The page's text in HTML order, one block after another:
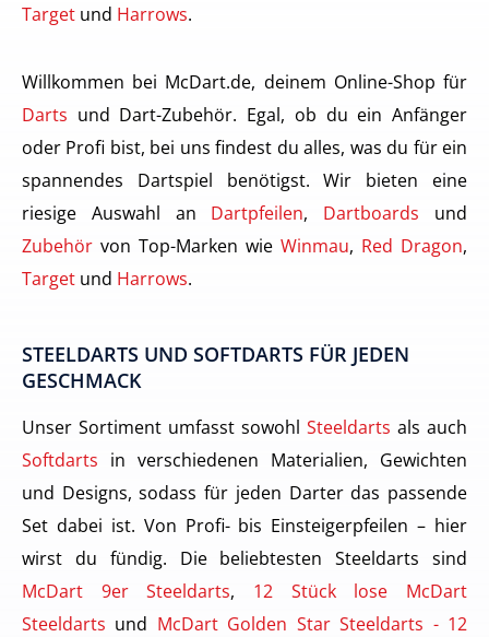
Target und Harrows.
Willkommen bei McDart.de, deinem Online-Shop für
Darts und Dart-Zubehör. Egal, ob du ein Anfänger
oder Profi bist, bei uns findest du alles, was du für ein
spannendes Dartspiel benötigst. Wir bieten eine
riesige Auswahl an Dartpfeilen, Dartboards und
Zubehör von Top-Marken wie Winmau, Red Dragon,
Target und Harrows.
STEELDARTS UND SOFTDARTS FÜR JEDEN
GESCHMACK
Unser Sortiment umfasst sowohl Steeldarts als auch
Softdarts in verschiedenen Materialien, Gewichten
und Designs, sodass für jeden Darter das passende
Set dabei ist. Von Profi- bis Einsteigerpfeilen – hier
wirst du fündig. Die beliebtesten Steeldarts sind
McDart 9er Steeldarts, 12 Stück lose McDart
Steeldarts und McDart Golden Star Steeldarts - 12